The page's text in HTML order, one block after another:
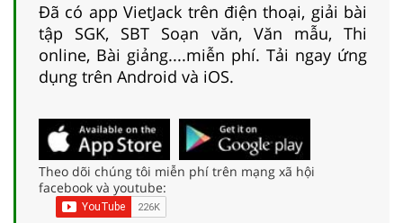
Đã có app VietJack trên điện thoại, giải bài
tập SGK, SBT Soạn văn, Văn mẫu, Thi
online, Bài giảng....miễn phí. Tải ngay ứng
dụng trên Android và iOS.
Theo dõi chúng tôi miễn phí trên mạng xã hội
facebook và youtube: